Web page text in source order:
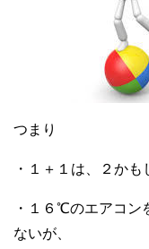
つまり
・１＋１は、２か
・１６℃のエアコン
ないが、